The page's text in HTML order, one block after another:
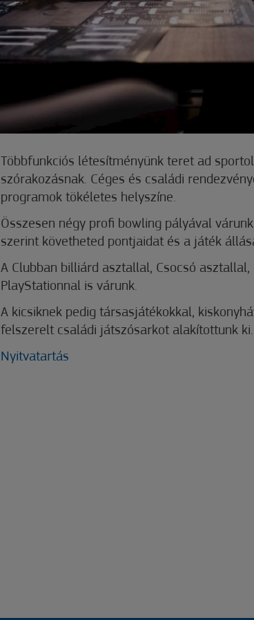
Többfunkciós létesítményünk teret ad
szórakozásnak. Céges és családi
programok tökéletes helyszíne.
Összesen négy profi bowling pályával
szerint követheted pontjaidat és a játék
A Clubban billiárd asztallal, Csocsó asztallal,
PlayStationnal is várunk.
A kicsiknek pedig társasjátékokkal,
felszerelt családi játszósarkot alakítottunk ki.
Nyitvatartás